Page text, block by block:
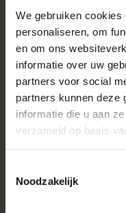
We gebruiken
personaliseren, om
en om ons
informatie over uw
partners voor social
partners kunnen deze
informatie die u aan
verzameld op basis
Noodzakelijk